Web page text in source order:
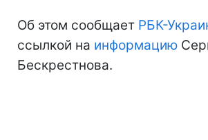
Об этом сообщает РБК-
ссылкой на информацию
Бескрестнова.